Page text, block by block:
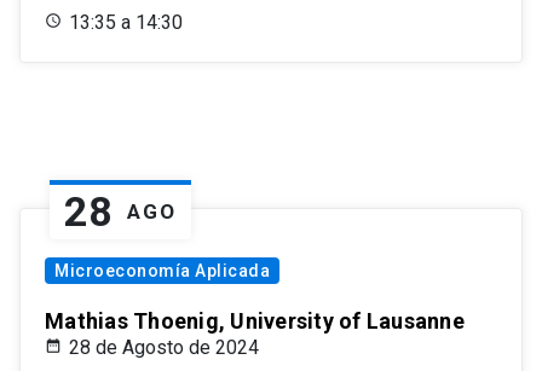
13:35 a 14:30
28 AGO
Microeconomía Aplicada
Mathias Thoenig, University of Lausanne
28 de Agosto de 2024